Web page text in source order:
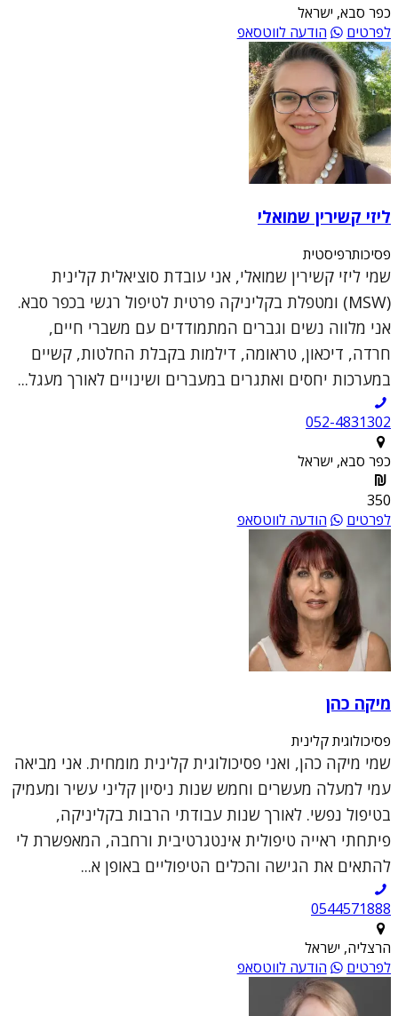
כפר סבא, ישראל
לפרטים
הודעה לווטסאפ
ליזי קשירין שמואלי
פסיכותרפיסטית
שמי ליזי קשירין שמואלי, אני עובדת סוציאלית קלינית
(MSW) ומטפלת בקליניקה פרטית לטיפול רגשי בכפר סבא.
אני מלווה נשים וגברים המתמודדים עם משברי חיים,
חרדה, דיכאון, טראומה, דילמות בקבלת החלטות, קשיים
במערכות יחסים ואתגרים במעברים ושינויים לאורך מעגל...
052-4831302
כפר סבא, ישראל
350
לפרטים
הודעה לווטסאפ
מיקה כהן
פסיכולוגית קלינית
שמי מיקה כהן, ואני פסיכולוגית קלינית מומחית. אני מביאה
עמי למעלה מעשרים וחמש שנות ניסיון קליני עשיר ומעמיק
בטיפול נפשי. לאורך שנות עבודתי הרבות בקליניקה,
פיתחתי ראייה טיפולית אינטגרטיבית ורחבה, המאפשרת לי
להתאים את הגישה והכלים הטיפוליים באופן א...
0544571888
הרצליה, ישראל
לפרטים
הודעה לווטסאפ